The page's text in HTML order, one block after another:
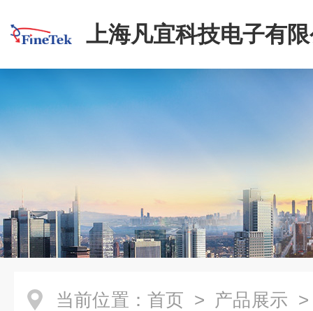
上海凡宜科技电子有
当前位置： 首页 > 产品展示